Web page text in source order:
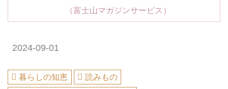
（富士山マガジンサービス）
2024-09-01
暮らしの知恵
読みもの